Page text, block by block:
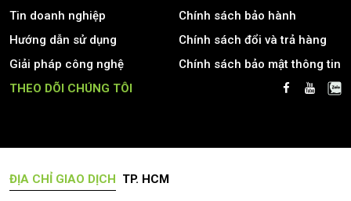
Tin doanh nghiệp
Hướng dẫn sử dụng
Giải pháp công nghệ
Chính sách bảo hành
Chính sách đổi và trả hàng
Chính sách bảo mật thông tin
THEO DÕI CHÚNG TÔI
ĐỊA CHỈ GIAO DỊCH TP. HCM